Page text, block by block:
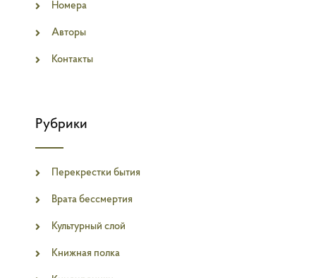
Номера
Авторы
Контакты
Рубрики
Перекрестки бытия
Врата бессмертия
Культурный слой
Книжная полка